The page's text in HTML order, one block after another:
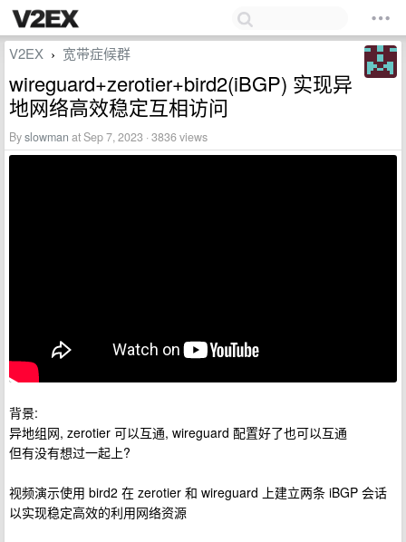
V2EX › 宽带症候群
wireguard+zerotier+bird2(iBGP) 实现异
地网络高效稳定互相访问
Byslowman at Sep 7, 2023 · 3836 views
背景:
异地组网, zerotier 可以互通, wireguard 配置好了也可以互通
但有没有想过一起上?
视频演示使用 bird2 在 zerotier 和 wireguard 上建立两条 iBGP 会话
以实现稳定高效的利用网络资源